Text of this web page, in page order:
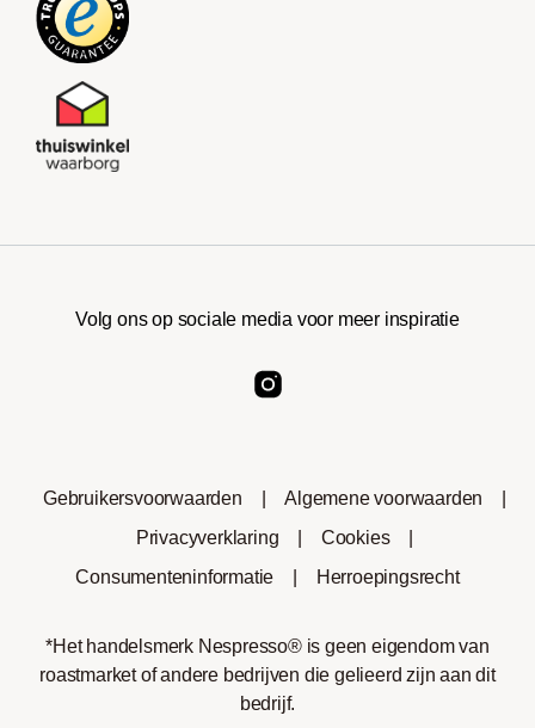
Volg ons op sociale media voor meer inspiratie
Gebruikersvoorwaarden Algemene voorwaarden
Privacyverklaring
Cookies
Consumenteninformatie
Herroepingsrecht
*Het handelsmerk Nespresso® is geen eigendom van
roastmarket of andere bedrijven die gelieerd zijn aan dit
bedrijf.